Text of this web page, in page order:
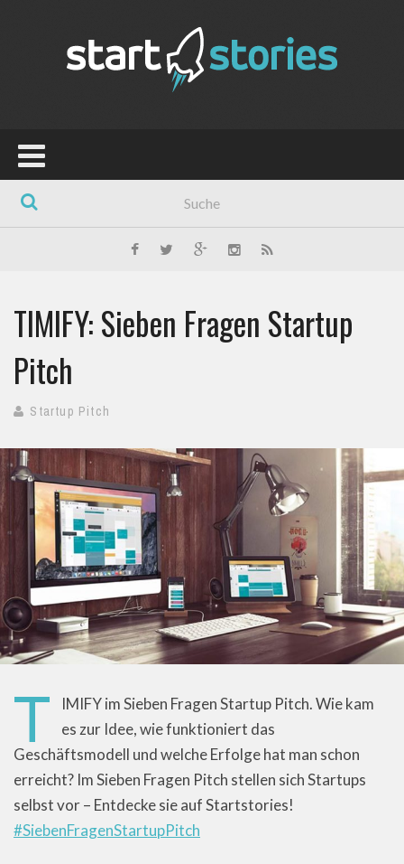
TIMIFY: Sieben Fragen Startup
Pitch
Startup Pitch
T
IMIFY im Sieben Fragen Startup Pitch. Wie kam
es zur Idee, wie funktioniert das
Geschäftsmodell und welche Erfolge hat man schon
erreicht? Im Sieben Fragen Pitch stellen sich Startups
selbst vor – Entdecke sie auf Startstories!
#SiebenFragenStartupPitch